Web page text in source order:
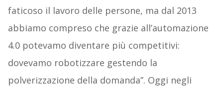
faticoso il lavoro delle persone, ma dal 2013
abbiamo compreso che grazie all’automazione
4.0 potevamo diventare più competitivi:
dovevamo robotizzare gestendo la
polverizzazione della domanda”. Oggi negli